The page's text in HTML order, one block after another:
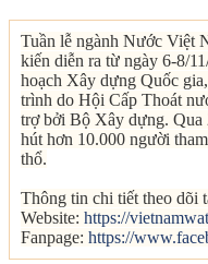
Tuần lễ ngành Nước Việt
kiến diễn ra từ ngày 6-8/
hoạch Xây dựng Quốc
trình do Hội Cấp Thoát
trợ bởi Bộ Xây dựng. Qua
hút hơn 10.000 người
thổ.
Thông tin chi tiết theo dõi
Website: https://
Fanpage: https://